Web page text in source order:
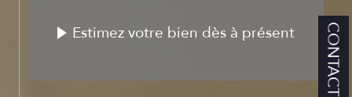
CONTACT
Estimez votre bien dès à présent